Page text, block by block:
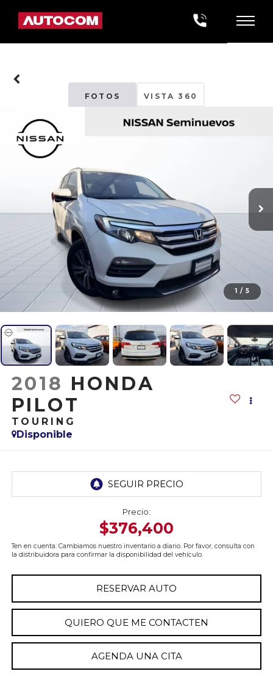
FOTOS VISTA 360
1 / 5
2018 HONDA
PILOT
TOURING
Disponible
Precio:
$376,400
Ten en cuenta: Cambiamos nuestro inventario a diario. Por favor, consulta con
la distribuidora para confirmar la disponibilidad del vehículo.
RESERVAR AUTO
QUIERO QUE ME CONTACTEN
AGENDA UNA CITA